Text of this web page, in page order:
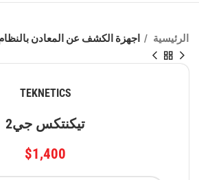
الرئيسية اجهزة الكشف عن المعادن
TEKNETICS
تيكنتكس جي2
$1,400